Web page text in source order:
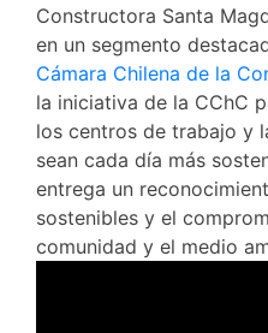
Constructora Santa
en un segmento
Cámara Chilena de la
la iniciativa de la CChC
los centros de trabajo y
sean cada día más
entrega un
sostenibles y el
comunidad y el medio